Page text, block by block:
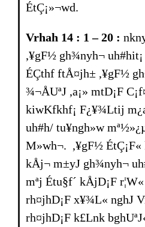
ÉtÇ¡»¬wd.
Vrhah 14 : 1 – 20 :
,¥gF½ gh¾nyh¬
ÉÇthf ftÅ¤jh± ,¥gF½
¾¬ÅUªJ ,a¡» mtD¡F
kiwKfkhf¡ F¿¥¾Ltij
uh#h/ tu¥ngh»w
M»wh¬. ,¥gF½
kÅj¬ m±yJ gh¾nyh¬
mªj Étu§f´ kÅjD¡F
rh¤jhD¡F x¥¾L« nghJ
rh¤jhD¡F k£Lnk